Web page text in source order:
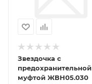
Звездочка с
предохранительной
муфтой ЖВН05.030